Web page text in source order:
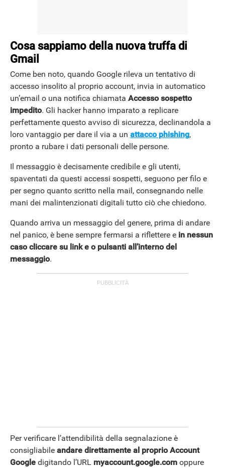
Cosa sappiamo della nuova truffa di
Gmail
Come ben noto, quando Google rileva un tentativo di
accesso insolito al proprio account, invia in automatico
un’email o una notifica chiamata Accesso sospetto
impedito. Gli hacker hanno imparato a replicare
perfettamente questo avviso di sicurezza, declinandola a
loro vantaggio per dare il via a un attacco phishing,
pronto a rubare i dati personali delle persone.
Il messaggio è decisamente credibile e gli utenti,
spaventati da questi accessi sospetti, seguono per filo e
per segno quanto scritto nella mail, consegnando nelle
mani dei malintenzionati digitali tutto ciò che chiedono.
Quando arriva un messaggio del genere, prima di andare
nel panico, è bene sempre fermarsi a riflettere e in nessun
caso cliccare su link e o pulsanti all’interno del
messaggio.
Per verificare l’attendibilità della segnalazione è
consigliabile andare direttamente al proprio Account
Google digitando l’URL myaccount.google.com oppure